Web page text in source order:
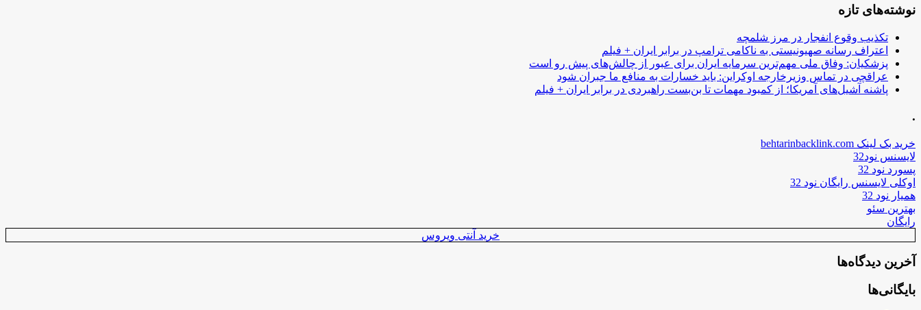
نوشته‌های تازه
تکذیب وقوع انفجار در مرز شلمچه
اعتراف رسانه صهیونیستی به ناکامی ترامپ در برابر ایران + فیلم
پزشکیان: وفاق ملی مهم‌ترین سرمایه ایران برای عبور از چالش‌های پیش رو است
عراقچی در تماس وزیرخارجه اوکراین: باید خسارات به منافع ما جبران شود
پاشنه آشیل‌های آمریکا؛ از کمبود مهمات تا بن‌بست راهبردی در برابر ایران + فیلم
.
خرید بک لینک behtarinbacklink.com
لایسنس نود32
پسورد نود 32
اوکلی لایسنس رایگان نود 32
همیار نود 32
بهترین سئو
رایگان
خرید آنتی ویروس
آخرین دیدگاه‌ها
بایگانی‌ها